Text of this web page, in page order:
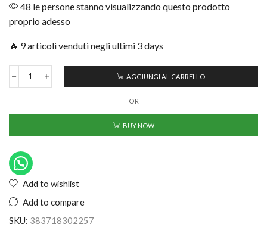
48 le persone stanno visualizzando questo prodotto
proprio adesso
🔥 9 articoli venduti negli ultimi 3 days
AGGIUNGI AL CARRELLO
OR
BUY NOW
Add to wishlist
Add to compare
SKU: 383718302257